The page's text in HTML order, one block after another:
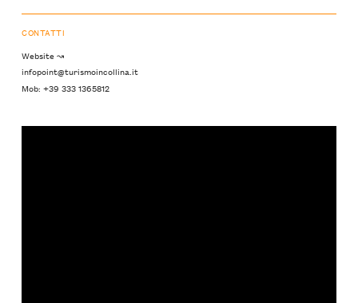
CONTATTI
Website ↝
infopoint@turismoincollina.it
Mob: +39 333 1365812